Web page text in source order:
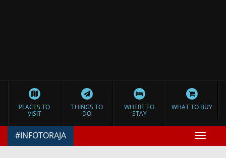
PLACES TO
VISIT
THINGS TO
DO
WHERE TO
STAY
WHAT TO BUY
Toggle
#INFOTORAJA